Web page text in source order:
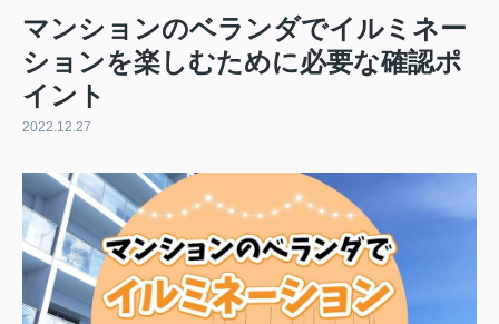
マンションのベランダでイルミネー
ションを楽しむために必要な確認ポ
イント
2022.12.27